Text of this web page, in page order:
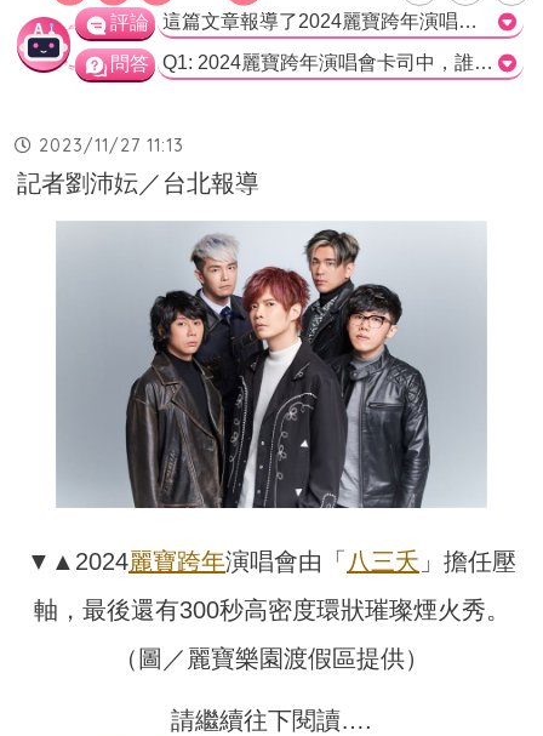
評論 這篇文章報導了2024麗寶跨年演唱會的卡司以及相關活動訊息。文章中指出演唱會地點在麗寶樂園渡假區第二停車場，並結合了麗寶Outlet Mall、麗寶福容大飯店和探索世界遊樂園等場域，預計將有一場300秒的高密度環狀煙火秀搭配摩天輪動畫秀。而演唱會的卡司包括「八三夭」、Kimberley陳芳語、「原子少年」Ozone、FEniX等多組巨星藝人。另外，麗寶渡假區也舉辦了「熊大的麗寶小鎮」週年慶活動，並有相應的獎品抽獎活動。 整體而言，這篇文章提供了關於2024麗寶跨年演唱會的相關資訊。演唱會地點和活動的結合讓人期待不已，並且演唱會的卡司陣容也相當豪華。此外，麗寶渡假區舉辦的週年慶活動也為遊客提供了更多的娛樂和獎品抽獎機會。整體而言，這篇文章對於麗寶的活動安排做了相當詳細的報導，并且提供了吸引人的亮點，讓人對2024麗寶跨年演唱會和週年慶活動充滿期待。>
問答 Q1: 2024麗寶跨年演唱會卡司中，誰是壓軸表演者？ a) 八三夭 b) Kimberley陳芳語 c) 原子少年Ozone d) FEniX 正確答案：a) 八三夭 Q2: 2024麗寶跨年演唱會的地點在哪裡？ a) 麗寶樂園渡假區第一停車場 b) 麗寶Outlet Mall c) 麗寶樂園渡假區第二停車場 d) 麗寶福容大飯店 正確答案：c) 麗寶樂園渡假區第二停車場 Q3: 2024麗寶跨年演唱會的煙火秀主題是什麼？ a) 和平。祈福 b) 天空之夢 c) 環狀璀璨 d) 麗寶小鎮 正確答案：a) 和平。祈福
2023/11/27 11:13
記者劉沛妘／台北報導
▼▲2024麗寶跨年演唱會由「 八三夭 」擔任壓
軸，最後還有300秒高密度環狀璀璨煙火秀。
（圖／麗寶樂園渡假區提供）
請繼續往下閱讀….